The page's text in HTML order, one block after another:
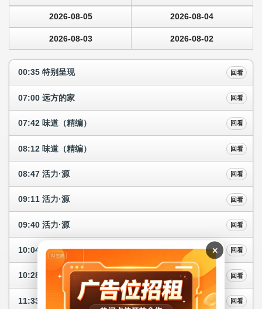
2026-08-05 2026-08-04
2026-08-03 2026-08-02
00:35 特别呈现 回看
07:00 远方的家 回看
07:42 味道（精编） 回看
08:12 味道（精编） 回看
08:47 活力·源 回看
09:11 活力·源 回看
09:40 活力·源 回看
10:04 活力·源 回看
10:28 科学动物园 回看
11:33 跟着书本去旅行 回看
×